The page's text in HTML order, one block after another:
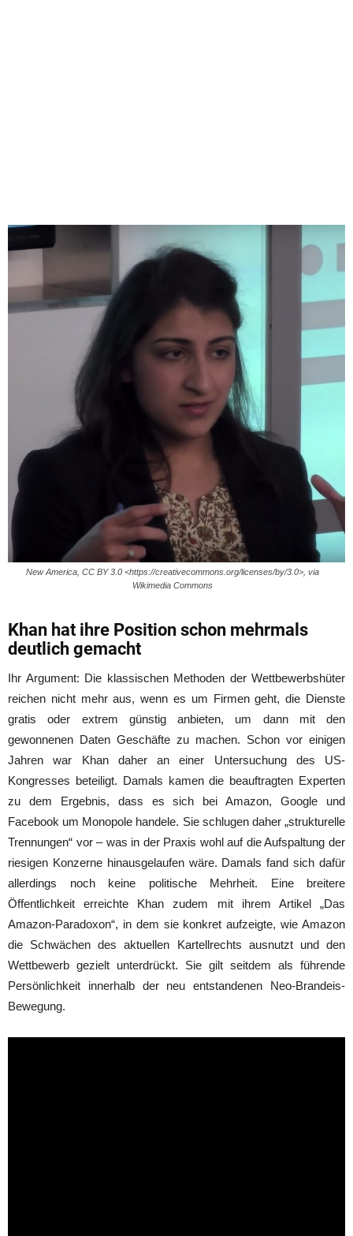
New America, CC BY 3.0 <https://creativecommons.org/licenses/by/3.0>, via
Wikimedia Commons
Khan hat ihre Position schon mehrmals
deutlich gemacht
Ihr Argument: Die klassischen Methoden der Wettbewerbshüter
reichen nicht mehr aus, wenn es um Firmen geht, die Dienste
gratis oder extrem günstig anbieten, um dann mit den
gewonnenen Daten Geschäfte zu machen. Schon vor einigen
Jahren war Khan daher an einer Untersuchung des US-
Kongresses beteiligt. Damals kamen die beauftragten Experten
zu dem Ergebnis, dass es sich bei Amazon, Google und
Facebook um Monopole handele. Sie schlugen daher „strukturelle
Trennungen“ vor – was in der Praxis wohl auf die Aufspaltung der
riesigen Konzerne hinausgelaufen wäre. Damals fand sich dafür
allerdings noch keine politische Mehrheit. Eine breitere
Öffentlichkeit erreichte Khan zudem mit ihrem Artikel „Das
Amazon-Paradoxon“, in dem sie konkret aufzeigte, wie Amazon
die Schwächen des aktuellen Kartellrechts ausnutzt und den
Wettbewerb gezielt unterdrückt. Sie gilt seitdem als führende
Persönlichkeit innerhalb der neu entstandenen Neo-Brandeis-
Bewegung.